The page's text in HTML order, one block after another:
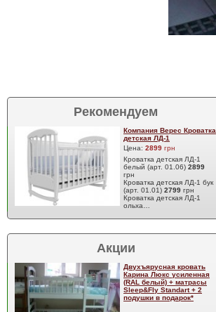
Рекомендуем
Компания Верес Кроватка
детская ЛД-1
Цена: 2899 грн
Кроватка детская ЛД-1
белый (арт. 01.06) 2899
грн
Кроватка детская ЛД-1 бук
(арт. 01.01) 2799 грн
Кроватка детская ЛД-1
ольха…
Акции
Двухъярусная кровать
Карина Люкс усиленная
(RAL белый) + матрасы
Sleep&Fly Standart + 2
подушки в подарок*